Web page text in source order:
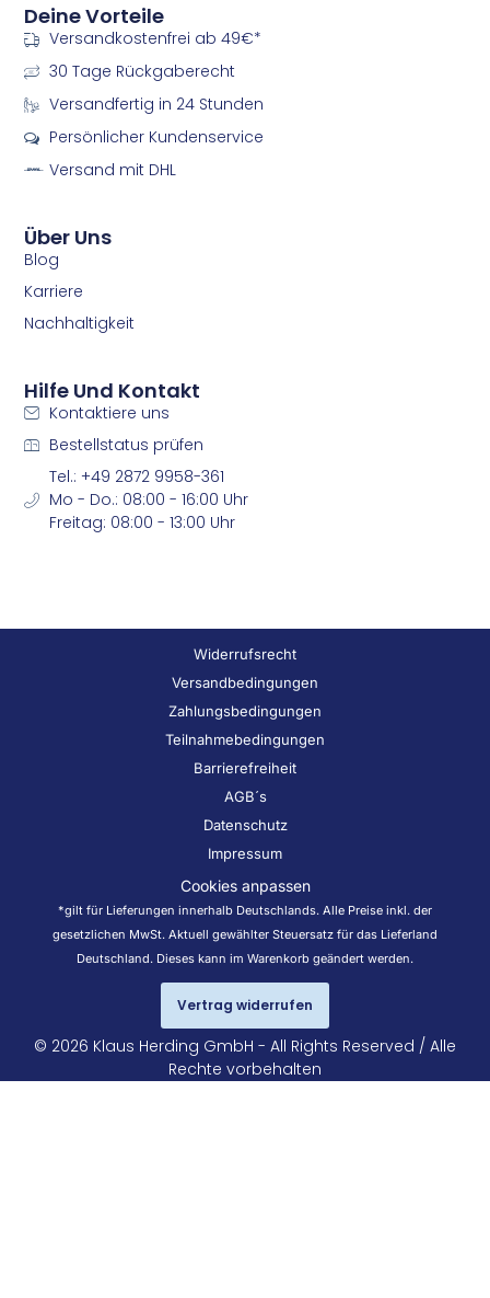
-
f
a
c
e
b
o
k
-
i
n
s
t
g
a
Über Uns
Blog
Karriere
Nachhaltigkeit
Deine Vorteile
Versandkostenfrei ab 49€*
30 Tage Rückgaberecht
Versandfertig in 24 Stunden
Persönlicher Kundenservice
Versand mit DHL
Hilfe Und Kontakt
Kontaktiere uns
Bestellstatus prüfen
Tel.: +49 2872 9958-361
Mo - Do.: 08:00 - 16:00 Uhr
Freitag: 08:00 - 13:00 Uhr
Widerrufsrecht
Versandbedingungen
Zahlungsbedingungen
Teilnahmebedingungen
Barrierefreiheit
AGB´s
Datenschutz
Impressum
Cookies anpassen
*gilt für Lieferungen innerhalb Deutschlands. Alle Preise inkl. der
gesetzlichen MwSt. Aktuell gewählter Steuersatz für das Lieferland
Deutschland. Dieses kann im Warenkorb geändert werden.
Vertrag widerrufen
© 2026 Klaus Herding GmbH - All Rights Reserved / Alle
Rechte vorbehalten